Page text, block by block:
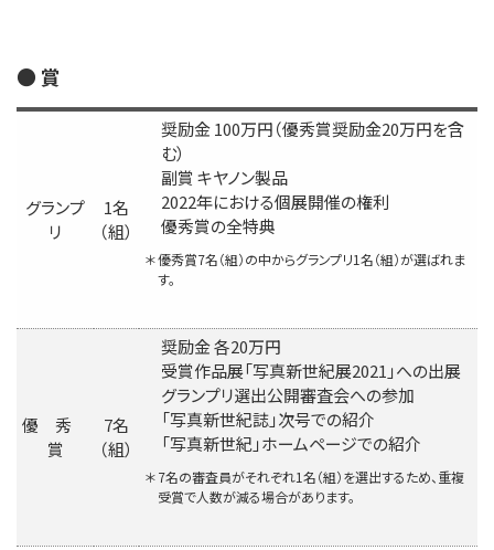
● 賞
グランプ
リ
1名
（組）
奨励金 100万円（優秀賞奨励金20万円を含
む）
副賞 キヤノン製品
2022年における個展開催の権利
優秀賞の全特典
＊優秀賞7名（組）の中からグランプリ1名（組）が選ばれま
す。
優 秀
賞
7名
（組）
奨励金 各20万円
受賞作品展「写真新世紀展2021」への出展
グランプリ選出公開審査会への参加
「写真新世紀誌」次号での紹介
「写真新世紀」ホームページでの紹介
＊7名の審査員がそれぞれ1名（組）を選出するため、重複
受賞で人数が減る場合があります。